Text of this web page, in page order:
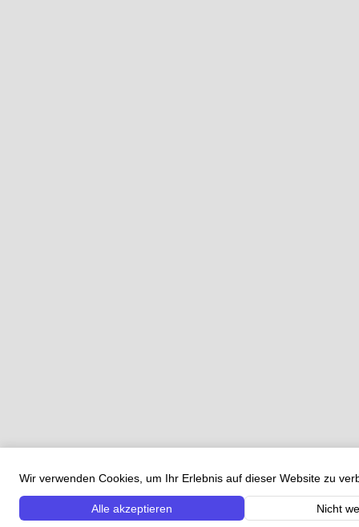
Wir verwenden Cookies, um Ihr Erlebnis auf dieser Website zu
Alle akzeptieren Nicht